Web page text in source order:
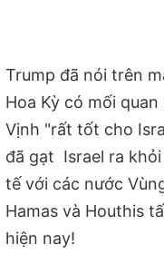
Trump đã nói trên
Hoa Kỳ có mối
Vịnh "rất tốt cho
đã gạt Israel ra
tế với các nước
Hamas và Houthis
hiện nay!